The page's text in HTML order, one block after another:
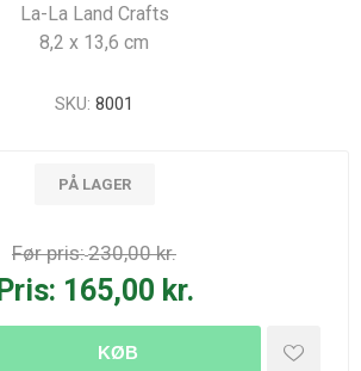
La-La Land Crafts
8,2 x 13,6 cm
SKU: 8001
PÅ LAGER
Før pris:230,00 kr.
Pris: 165,00 kr.
KØB